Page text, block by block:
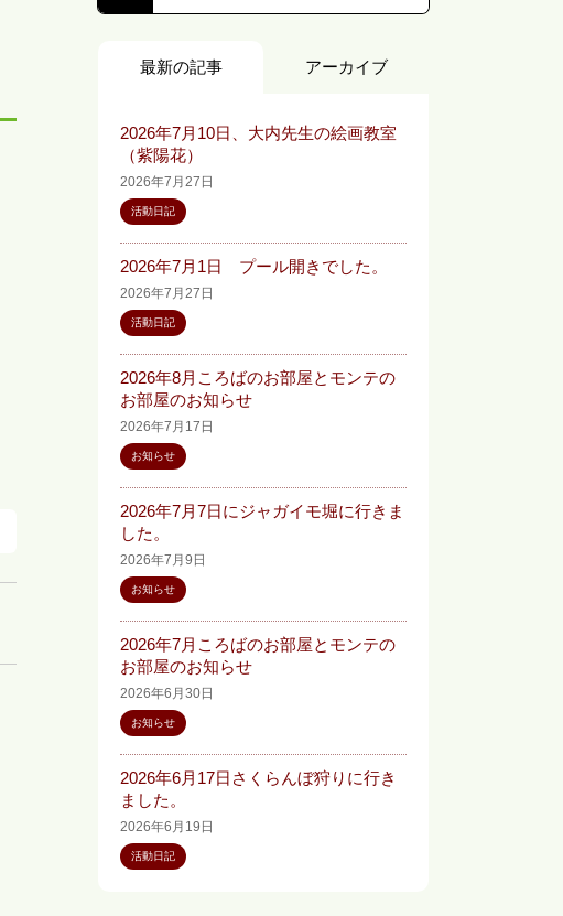
最新の記事 アーカイブ
2026年7月10日、大内先生の絵画教室
（紫陽花）
2026年7月27日
活動日記
2026年7月1日 プール開きでした。
2026年7月27日
活動日記
2026年8月ころばのお部屋とモンテの
お部屋のお知らせ
2026年7月17日
お知らせ
2026年7月7日にジャガイモ堀に行きま
した。
2026年7月9日
お知らせ
2026年7月ころばのお部屋とモンテの
お部屋のお知らせ
2026年6月30日
お知らせ
2026年6月17日さくらんぼ狩りに行き
ました。
2026年6月19日
活動日記